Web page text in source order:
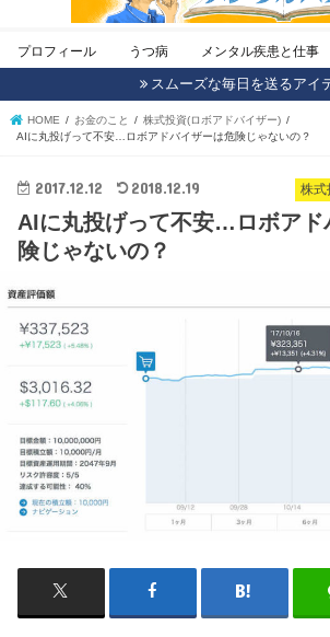
プロフィール うつ病 メンタル疾患と仕事
スムーズな毎日を送るアイ
HOME お金のこと
株式投資(ロボアドバイザー)
AIに丸投げって不安…ロボアドバイザーは危険じゃないの？
株式
2017.12.12 2018.12.19
AIに丸投げって不安…ロボアド
険じゃないの？